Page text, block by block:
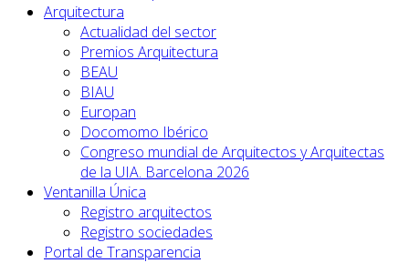
Arquitectura
Actualidad del sector
Premios Arquitectura
BEAU
BIAU
Europan
Docomomo Ibérico
Congreso mundial de Arquitectos y Arquitectas
de la UIA. Barcelona 2026
Ventanilla Única
Registro arquitectos
Registro sociedades
Portal de Transparencia